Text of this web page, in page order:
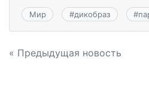
Мир #дикобраз #
Навигация
« Предыдущая новость